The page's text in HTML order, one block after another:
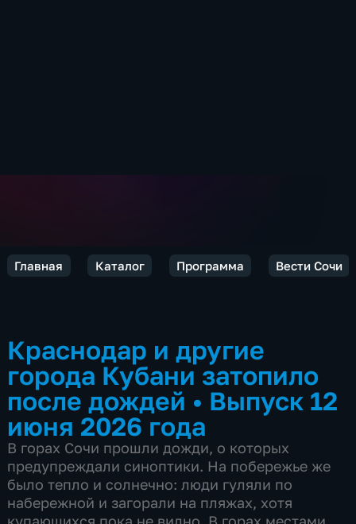
Главная Каталог Программа Вести Сочи
Краснодар и другие
города Кубани затопило
после дождей • Выпуск 12
июня 2026 года
В горах Сочи прошли дожди, о которых
предупреждали синоптики. На побережье же
было тепло и солнечно: люди гуляли по
набережной и загорали на пляжах, хотя